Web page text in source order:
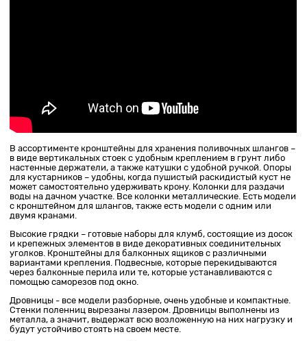
В ассортименте кронштейны для хранения поливочных шлангов –
в виде вертикальных стоек с удобным креплением в грунт либо
настенные держатели, а также катушки с удобной ручкой. Опоры
для кустарников – удобны, когда пушистый раскидистый куст не
может самостоятельно удерживать крону. Колонки для раздачи
воды на дачном участке. Все колонки металлические. Есть модели
с кронштейном для шлангов, также есть модели с одним или
двумя кранами.
Высокие грядки – готовые наборы для клумб, состоящие из досок
и крепежных элементов в виде декоративных соединительных
уголков. Кронштейны для балконных ящиков с различными
вариантами крепления. Подвесные, которые перекидываются
через балконные перила или те, которые устанавливаются с
помощью саморезов под окно.
Дровницы - все модели разборные, очень удобные и компактные.
Стенки поленниц вырезаны лазером. Дровницы выполнены из
металла, а значит, выдержат всю возложенную на них нагрузку и
будут устойчиво стоять на своем месте.